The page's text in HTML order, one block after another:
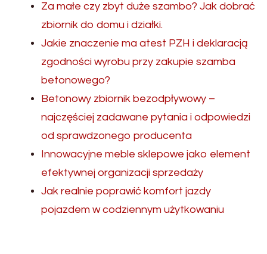
Za małe czy zbyt duże szambo? Jak dobrać
zbiornik do domu i działki.
Jakie znaczenie ma atest PZH i deklaracją
zgodności wyrobu przy zakupie szamba
betonowego?
Betonowy zbiornik bezodpływowy –
najczęściej zadawane pytania i odpowiedzi
od sprawdzonego producenta
Innowacyjne meble sklepowe jako element
efektywnej organizacji sprzedaży
Jak realnie poprawić komfort jazdy
pojazdem w codziennym użytkowaniu